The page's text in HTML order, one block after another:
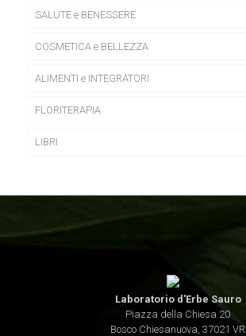
prodotto
SALUTE e BENESSERE
COSMETICA e BELLEZZA
ALIMENTI e INTEGRATORI
FLORITERAPIA
LIBRI
Laboratorio d'Erbe Sauro
Piazza della Chiesa 20
Bosco Chiesanuova, 37021 VR